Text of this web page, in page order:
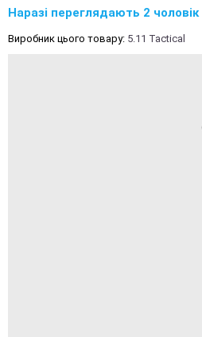
Наразі переглядають 2 чоловік
Виробник цього товару: 5.11 Tactical